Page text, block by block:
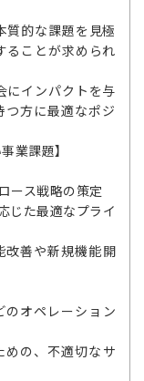
質的な課題を見極
ることが求められ
にインパクトを与
方に最適なポジ
業課題】
ース戦略の策定
じた最適なプライ
善や新規機能開
オペレーション
の、不適切なサ